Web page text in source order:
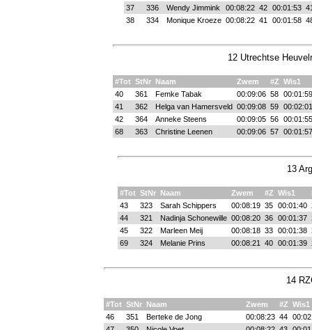
37
336 Wendy Jimmink 00:08:22 42 00:01:53
38
334 Monique Kroeze 00:08:22 41 00:01:58
12 Utrechtse
#Tot StNr Naam Zwem #Z Wis1
40
361 Femke Tabak 00:09:06 58
00:01:59
41
362 Helga van Hamersveld 00:09:08 59
00:02:01
42
364 Anneke Steens 00:09:05 56
00:01:55
68
363 Christine Leenen 00:09:06 57 00:01:57
13
#Tot StNr Naam Zwem #Z Wis1
43
323 Sarah Schippers 00:08:19 35 00:01:40
44
321 Nadinja Schonewille 00:08:20 36 00:01:37
45
322 Marleen Meij 00:08:18 33 00:01:38
69
324 Melanie Prins 00:08:21 40 00:01:39
14
#Tot StNr Naam Zwem #Z Wis1
46
351 Berteke de Jong 00:08:23 44